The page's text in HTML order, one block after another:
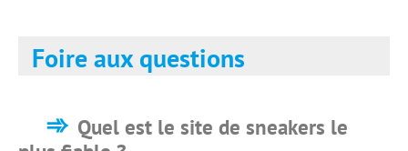
Foire aux questions
Quel est le site de sneakers le